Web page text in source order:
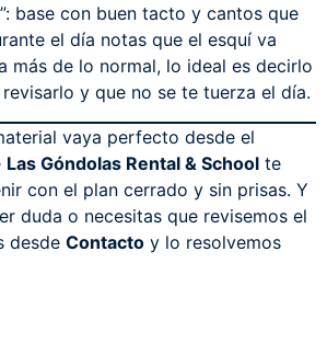
base con buen tacto y cantos que
el día notas que el esquí va
más de lo normal, lo ideal es decirlo
y que no se te tuerza el día.
vaya perfecto desde el
Las Góndolas Rental & School te
con el plan cerrado y sin prisas. Y
duda o necesitas que revisemos el
desde Contacto y lo resolvemos